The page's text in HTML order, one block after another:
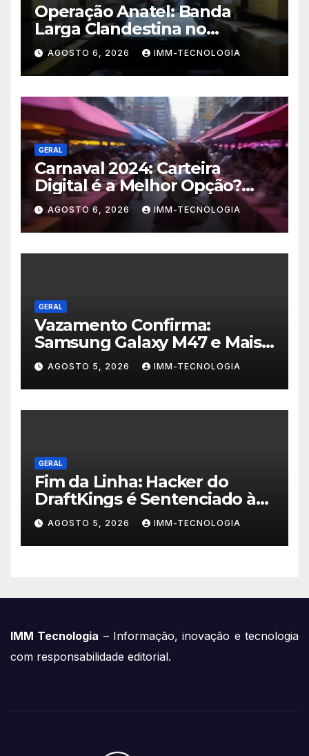
Operação Anatel: Banda
Larga Clandestina no
Sudeste Sofre Grande Golpe
com Apreensão de R$ 24 Mil
em Equipamentos
AGOSTO 6, 2026 IMM-TECNOLOGIA
GERAL
Carnaval 2024: Carteira
Digital é a Melhor Opção?
Guia Completo de Segurança
para Pagar com o Celular na
Folia
AGOSTO 6, 2026 IMM-TECNOLOGIA
GERAL
Vazamento Confirma:
Samsung Galaxy M47 e Mais
Dois Dispositivos a Caminho!
AGOSTO 5, 2026 IMM-TECNOLOGIA
GERAL
Fim da Linha: Hacker do
DraftKings é Sentenciado à
Prisão por Esquema
Milionário de Contas
Roubadas
AGOSTO 5, 2026 IMM-TECNOLOGIA
IMM Tecnologia – Informação, inovação e tecnologia
com responsabilidade editorial.